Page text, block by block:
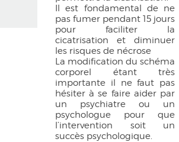
Il est fondamental de ne
pas fumer pendant 15 jours
pour faciliter la
cicatrisation et diminuer
les risques de nécrose
La modification du schéma
corporel étant très
importante il ne faut pas
hésiter à se faire aider par
un psychiatre ou un
psychologue pour que
l’intervention soit un
succès psychologique.